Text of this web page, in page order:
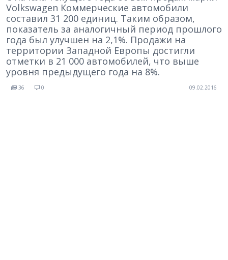
Volkswagen Коммерческие автомобили
составил 31 200 единиц. Таким образом,
показатель за аналогичный период прошлого
года был улучшен на 2,1%. Продажи на
территории Западной Европы достигли
отметки в 21 000 автомобилей, что выше
уровня предыдущего года на 8%.
36 0 09.02.2016